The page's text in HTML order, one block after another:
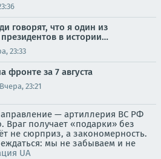
говорят, что я один из
в истории…
23:33
фронте за 7 августа
Вчера, 23:21
— артиллерия ВС РФ
Враг получает «подарки» без
не сюрприз, а закономерность.
мы не забываем и не
UA